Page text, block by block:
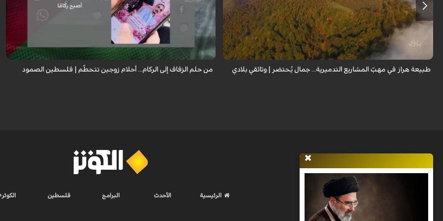
من قلب طبيعة هراز التي كانت يوماً من أجمل الموائل الطبيعية في إيران، يحذر
المعد من كارثة بيئية: "وحش الأعمال والمشاريع التدميرية تنهش بجسم طبيعة
طبيعة هراز في مهبّ المشاريع التدميرية... جمال يُحتضر | وثائقي بلادي
رواية مؤثرة لعروس من غزة كانت تستعد ليوم زفافها، جهزت كل شيء من ذهب
وملابس وجهاز العرس، لكن قبل ساعات من الموعد استهدف القصف منزل زوجها
ليفقدا كل شيء ...
من حلم الزفاف إلى الركام... أحلام زوجين تتحطّم | فلسطين الصمود
الرئيسية الأحدث البرامج فلسطين